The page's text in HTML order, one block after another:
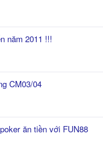
năm 2011 !!!
CM03/04
ăn tiền với FUN88